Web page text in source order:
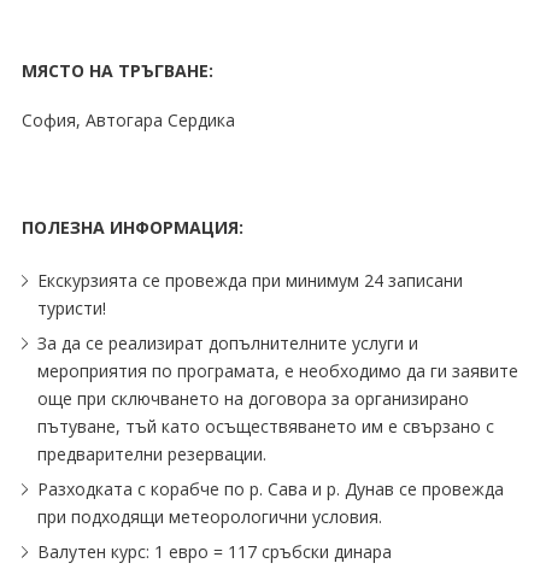
МЯСТО НА ТРЪГВАНЕ:
София, Автогара Сердика
ПОЛЕЗНА ИНФОРМАЦИЯ:
Екскурзията се провежда при минимум 24 записани
туристи!
За да се реализират допълнителните услуги и
мероприятия по програмата, е необходимо да ги заявите
още при сключването на договора за организирано
пътуване, тъй като осъществяването им е свързано с
предварителни резервации.
Разходката с корабче по р. Сава и р. Дунав се провежда
при подходящи метеорологични условия.
Валутен курс: 1 евро = 117 сръбски динара